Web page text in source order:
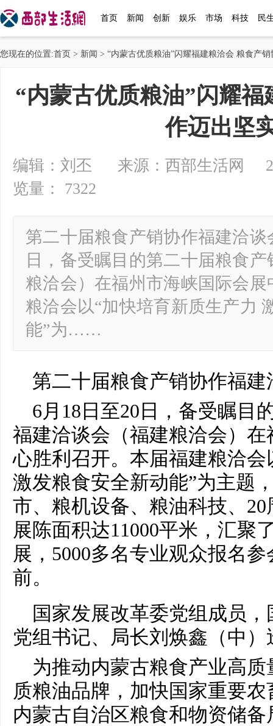
首页 新闻 创新 娱乐 市场 科技 民
您现在的位置:首页 > 新闻 > “内蒙古优质粮油”闪耀福建粮洽会 粮食产
“内蒙古优质粮油”闪耀
作迈出坚
编辑：刘丕 来源：西部生活网
览量： 7322
第二十届粮食产销协作福建洽谈
日，备受瞩目的第二十届粮食
粮洽会）在福州市海峡国际会
粮洽会以“加快培育新质生产力
能”为……
第二十届粮食产销协作福
6月18日至20日，备受瞩目
福建洽谈会（福建粮洽会）
心胜利召开。本届福建粮洽
激发粮食安全新动能”为主题
市、粮机设备、粮油科技、
展陈面积达11000平米，汇聚
展，5000多名专业观众报名
前。
国家发展改革委党组成员，
党组 书记、 局长刘焕鑫（中）
为推动内蒙古粮食产业高
质粮油品牌，加快国家重要农
内蒙古自治区粮食和物资储